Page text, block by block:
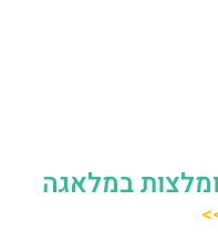
במלאגה